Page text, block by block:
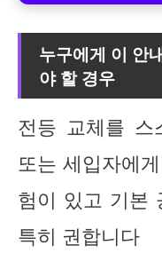
누구에게 이 안
야 할 경우
전등 교체를 스
또는 세입자에
험이 있고 기본
특히 권합니다